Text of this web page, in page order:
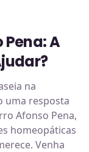
A
na
uma resposta
Afonso Pena,
homeopáticas
Venha